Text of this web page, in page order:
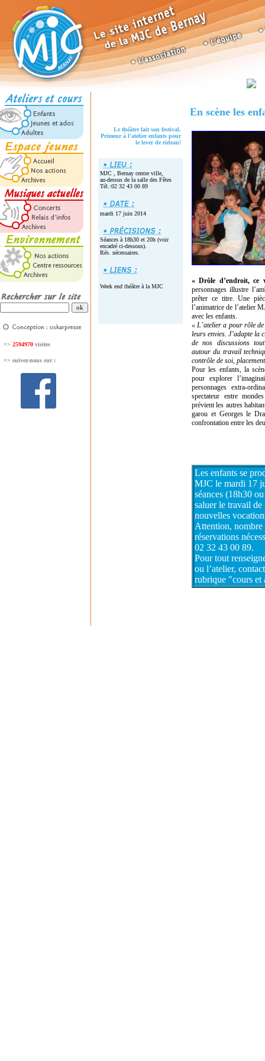
=> 2594970 visites
=> suivez-nous sur :
Le théâtre fait son festival.
Primeur à l'atelier enfants pour
le lever de rideau!
MJC , Bernay centre ville,
au-dessus de la salle des Fêtes
Tél.:02 32 43 00 89
mardi 17 juin 2014
Séances à 18h30 et 20h (voir
encadré ci-dessous).
Rés. nécessaires.
Week end théâtre à la MJC
En scène les
« Drôle d’endroit, ce
personnages illustre
prêter ce titre. Une
l’animatrice de l’atelier
avec les enfants.
« L’atelier a pour rôle
leurs envies. J’adapte la
de nos discussions
autour du travail
contrôle de soi,
Pour les enfants, la
pour explorer
personnages extra-
spectateur entre
prévient les autres
garou et Georges le
confrontation entre les
Les enfants se
MJC le mardi 17
séances (18h30
saluer le travail de
nouvelles
Attention, nombre
réservations
02 32 43 00 89.
Pour tout
ou l’atelier,
rubrique "cours et